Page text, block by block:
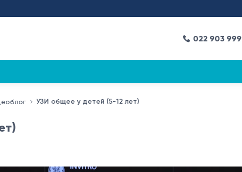
022 903 999
УЗИ общее у детей (5-12 лет)